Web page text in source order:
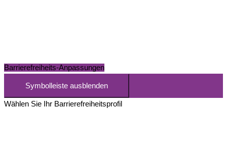
Barrierefreiheits-Anpassungen
Symbolleiste ausblenden
Wählen Sie Ihr Barrierefreiheitsprofil